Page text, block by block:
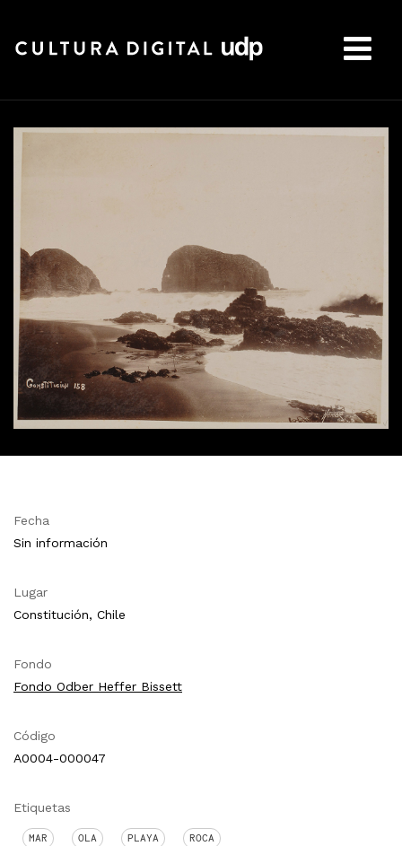
Fecha
Sin información
Lugar
Constitución, Chile
Fondo
Fondo Odber Heffer Bissett
Código
A0004-000047
Etiquetas
MAR OLA PLAYA ROCA